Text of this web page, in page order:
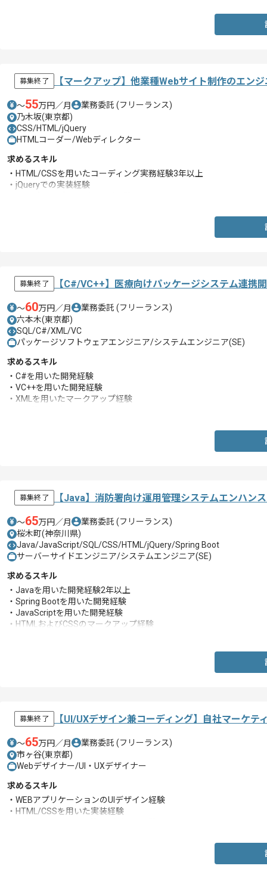
募集終了 【マークアップ】他業種Webサイト制作のエン
〜55万円／月 業務委託 (フリーランス)
乃木坂(東京都)
CSS/HTML/jQuery
HTMLコーダー/Webディレクター
求めるスキル
・HTML/CSSを用いたコーディング実務経験3年以上
・jQueryでの実装経験
募集終了 【C#/VC++】医療向けパッケージシステム連携
〜60万円／月 業務委託 (フリーランス)
六本木(東京都)
SQL/C#/XML/VC
パッケージソフトウェアエンジニア/システムエンジニア(SE)
求めるスキル
・C#を用いた開発経験
・VC++を用いた開発経験
・XMLを用いたマークアップ経験
募集終了 【Java】消防署向け運用管理システムエンハン
〜65万円／月 業務委託 (フリーランス)
桜木町(神奈川県)
Java/JavaScript/SQL/CSS/HTML/jQuery/Spring Boot
サーバーサイドエンジニア/システムエンジニア(SE)
求めるスキル
・Javaを用いた開発経験2年以上
・Spring Bootを用いた開発経験
・JavaScriptを用いた開発経験
・HTMLおよびCSSのマークアップ経験
募集終了 【UI/UXデザイン兼コーディング】自社マーケ
〜65万円／月 業務委託 (フリーランス)
市ヶ谷(東京都)
Webデザイナー/UI・UXデザイナー
求めるスキル
・WEBアプリケーションのUIデザイン経験
・HTML/CSSを用いた実装経験